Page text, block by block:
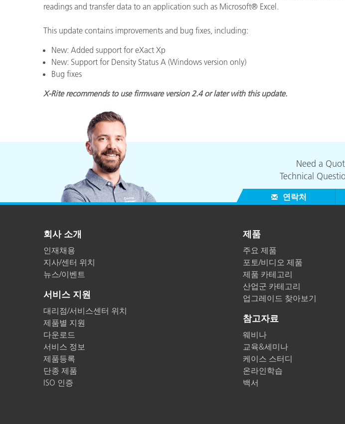
readings and transfer data to an application such as Microsoft® Excel.
This update contains improvements and bug fixes, including:
New: Added support for eXact Xp
New: Support for Density Status A (Windows version only)
Bug fixes
X-Rite recommends to use firmware version 2.4 or later with this update.
Need a
Technical
연락처
회사 소개
인재채용
지사/센터 위치
뉴스/이벤트
서비스 지원
대리점/서비스센터 위치
제품별 지원
다운로드
서비스 정보
제품등록
단종 제품
ISO 인증
제품
주요 제품
포토/비디오 제품
제품 카테고리
산업군 카테고리
업그레이드 찾아보기
참고자료
웨비나
교육&세미나
케이스 스터디
온라인학습
백서